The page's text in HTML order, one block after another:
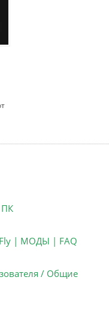
ПК
| МОДЫ | FAQ
/ Общие